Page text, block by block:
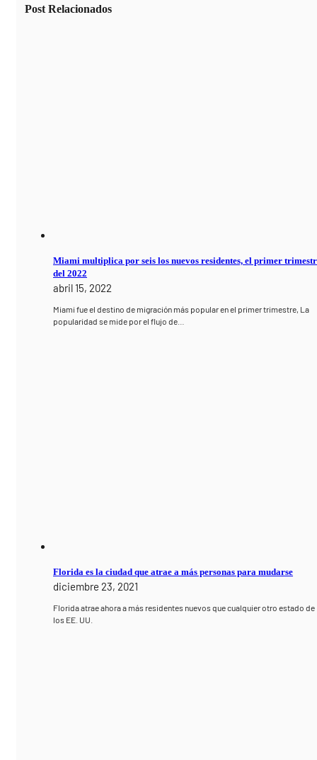
Post Relacionados
Miami multiplica por seis los nuevos residentes, el primer
del 2022
abril 15, 2022
Miami fue el destino de migración más popular en el primer trimestre, La
popularidad se mide por el flujo de…
Florida es la ciudad que atrae a más personas para mudarse
diciembre 23, 2021
Florida atrae ahora a más residentes nuevos que cualquier otro estado de
los EE. UU.